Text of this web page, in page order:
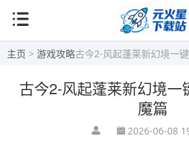
主页 > 游戏攻略古今2-风起蓬莱新幻境一
古今2-风起蓬莱新幻境一
魔篇
2026-06-08